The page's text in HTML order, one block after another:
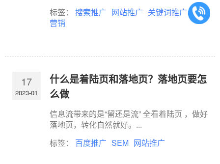
标签： 搜索推广 网站推广 关键词推广 在线
营销
17
2023-01
什么是着陆页和落地页？落地页要怎
么做
信息流带来的是“留还是流” 全看着陆页 ，做好
落地页，转化自然就好。...
标签： 百度推广 SEM 网站推广